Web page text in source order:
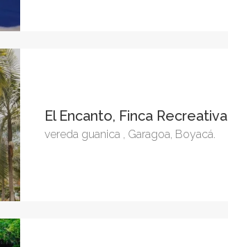
El Encanto, Finca Recreativa
vereda guanica , Garagoa, Boyacá.